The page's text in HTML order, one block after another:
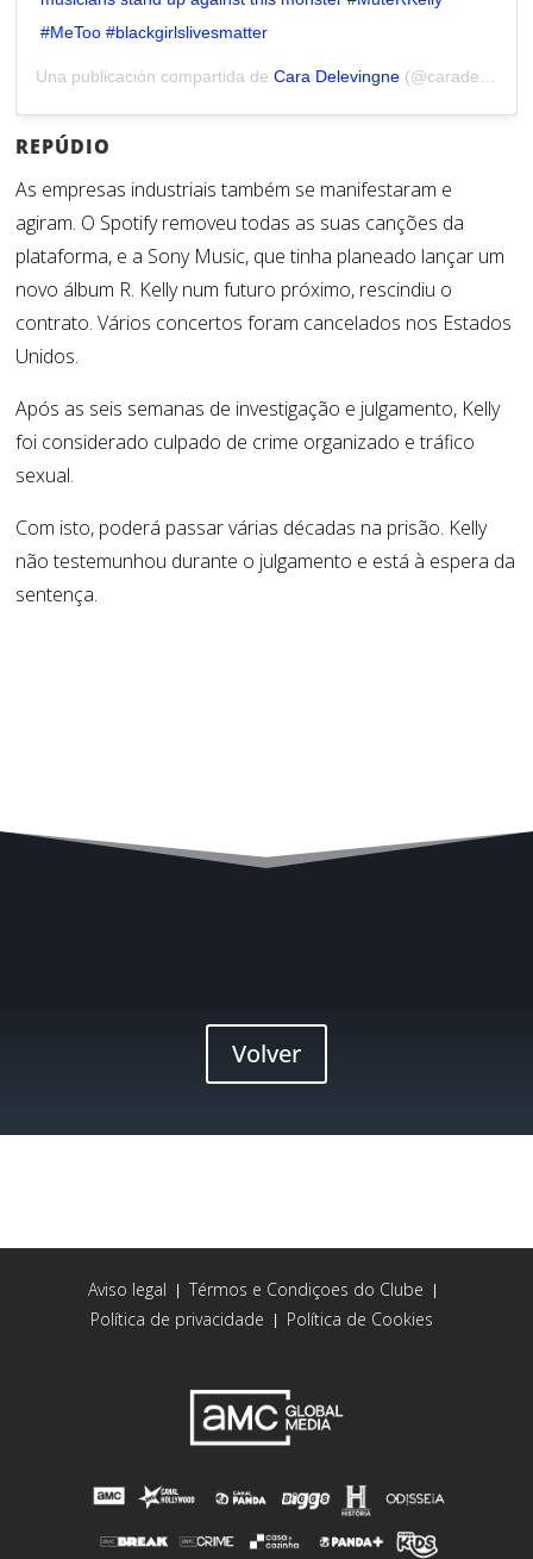
#MeToo #blackgirlslivesmatter
Una publicación compartida deCara Delevingne (@caradelevingne) el
REPÚDIO
As empresas industriais também se manifestaram e
agiram. O Spotify removeu todas as suas canções da
plataforma, e a Sony Music, que tinha planeado lançar um
novo álbum R. Kelly num futuro próximo, rescindiu o
contrato. Vários concertos foram cancelados nos Estados
Unidos.
Após as seis semanas de investigação e julgamento, Kelly
foi considerado culpado de crime organizado e tráfico
sexual.
Com isto, poderá passar várias décadas na prisão. Kelly
não testemunhou durante o julgamento e está à espera da
sentença.
Volver
Aviso legal Térmos e Condiçoes do Clube
Política de privacidade Política de Cookies